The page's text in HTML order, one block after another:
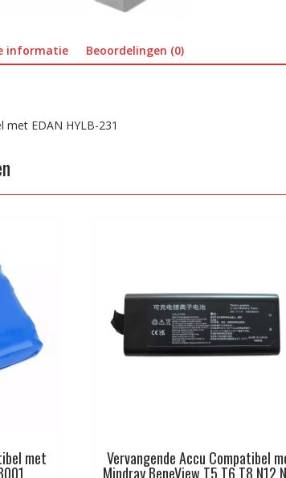
informatie Beoordelingen (0)
met EDAN HYLB-231
met Vervangende Accu Compatibel
Mindray BeneView T5 T6 T8 N12